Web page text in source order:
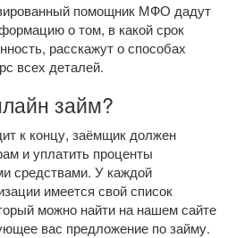
помощник МФО дадут
о том, в какой срок
расскажут о способах
всех деталей.
займ?
к концу, заёмщик должен
и уплатить проценты
средствами. У каждой
имеется свой список
можно найти на нашем сайте
вас предложение по займу.